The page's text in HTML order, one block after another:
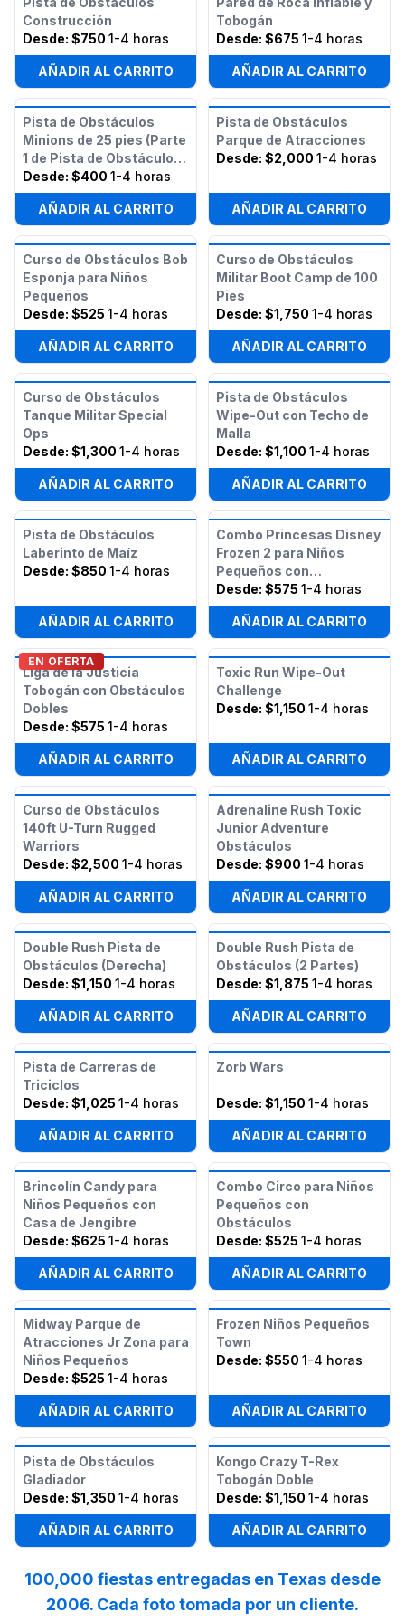
Construcción
Desde: $750 1-4 horas
AÑADIR AL CARRITO
Tobogán
Desde: $675 1-4 horas
AÑADIR AL CARRITO
Pista de Obstáculos
Minions de 25 pies (Parte
1 de Pista de Obstáculos
Minions de 50 pies)
Desde: $400 1-4 horas
AÑADIR AL CARRITO
Pista de Obstáculos
Parque de Atracciones
Desde: $2,000 1-4 horas
AÑADIR AL CARRITO
Curso de Obstáculos Bob
Esponja para Niños
Pequeños
Desde: $525 1-4 horas
AÑADIR AL CARRITO
Curso de Obstáculos
Militar Boot Camp de 100
Pies
Desde: $1,750 1-4 horas
AÑADIR AL CARRITO
Curso de Obstáculos
Tanque Militar Special
Ops
Desde: $1,300 1-4 horas
AÑADIR AL CARRITO
Pista de Obstáculos
Wipe-Out con Techo de
Malla
Desde: $1,100 1-4 horas
AÑADIR AL CARRITO
Pista de Obstáculos
Laberinto de Maíz
Desde: $850 1-4 horas
AÑADIR AL CARRITO
Combo Princesas Disney
Frozen 2 para Niños
Pequeños con
Obstáculos
Desde: $575 1-4 horas
AÑADIR AL CARRITO
EN OFERTA
Liga de la Justicia
Tobogán con Obstáculos
Dobles
Desde: $575 1-4 horas
AÑADIR AL CARRITO
Toxic Run Wipe-Out
Challenge
Desde: $1,150 1-4 horas
AÑADIR AL CARRITO
Curso de Obstáculos
140ft U-Turn Rugged
Warriors
Desde: $2,500 1-4 horas
AÑADIR AL CARRITO
Adrenaline Rush Toxic
Junior Adventure
Obstáculos
Desde: $900 1-4 horas
AÑADIR AL CARRITO
Double Rush Pista de
Obstáculos (Derecha)
Desde: $1,150 1-4 horas
AÑADIR AL CARRITO
Double Rush Pista de
Obstáculos (2 Partes)
Desde: $1,875 1-4 horas
AÑADIR AL CARRITO
Pista de Carreras de
Triciclos
Desde: $1,025 1-4 horas
AÑADIR AL CARRITO
Zorb Wars
Desde: $1,150 1-4 horas
AÑADIR AL CARRITO
Brincolín Candy para
Niños Pequeños con
Casa de Jengibre
Desde: $625 1-4 horas
AÑADIR AL CARRITO
Combo Circo para Niños
Pequeños con
Obstáculos
Desde: $525 1-4 horas
AÑADIR AL CARRITO
Midway Parque de
Atracciones Jr Zona para
Niños Pequeños
Desde: $525 1-4 horas
AÑADIR AL CARRITO
Frozen Niños Pequeños
Town
Desde: $550 1-4 horas
AÑADIR AL CARRITO
Pista de Obstáculos
Gladiador
Desde: $1,350 1-4 horas
AÑADIR AL CARRITO
Kongo Crazy T-Rex
Tobogán Doble
Desde: $1,150 1-4 horas
AÑADIR AL CARRITO
100,000 fiestas entregadas en Texas desde
2006. Cada foto tomada por un cliente.